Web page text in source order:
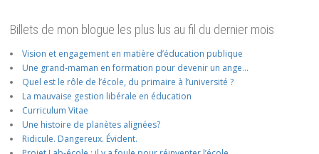
Billets de mon blogue les plus lus au fil du dernier mois
Vision et engagement en matière d’éducation publique
Une grand-maman en formation pour devenir un ange…
Quel est le rôle de l’école, du primaire à l’université ?
La mauvaise gestion libérale en éducation
Curriculum Vitae
Une histoire de planètes alignées?
Ridicule. Dangereux. Évident.